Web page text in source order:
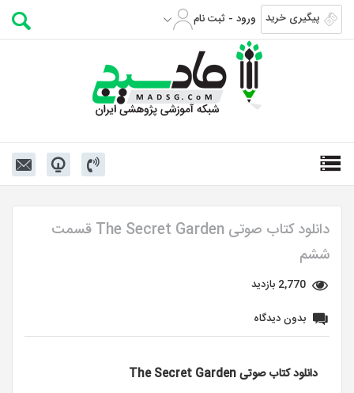
پیگیری خرید ورود - ثبت نام
دانلود کتاب صوتی The Secret Garden قسمت
ششم
2,770 بازدید
بدون دیدگاه
دانلود کتاب صوتی The Secret Garden